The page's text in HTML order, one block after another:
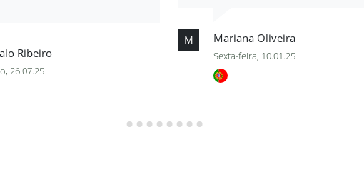
Ribeiro
26.07.25
M Mariana Oliveira
Sexta-feira, 10.01.25